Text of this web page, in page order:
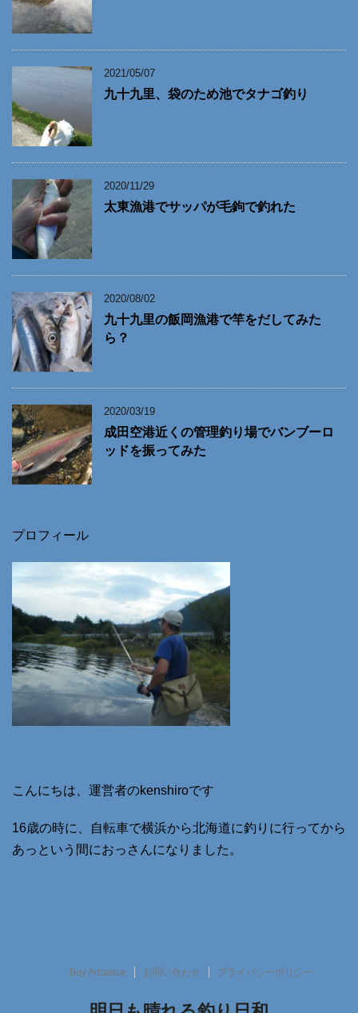
2021/05/07
九十九里、袋のため池でタナゴ釣り
2020/11/29
太東漁港でサッパが毛鉤で釣れた
2020/08/02
九十九里の飯岡漁港で竿をだしてみた
ら？
2020/03/19
成田空港近くの管理釣り場でバンブーロ
ッドを振ってみた
プロフィール
こんにちは、運営者のkenshiroです
16歳の時に、自転車で横浜から北海道に釣りに行ってから
あっという間におっさんになりました。
Buy Adspace お問い合わせ プライバシーポリシー